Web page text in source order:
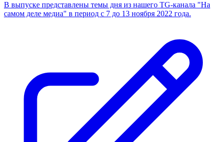
В выпуске представлены темы дня из нашего TG-канала "На
самом деле медиа" в период с 7 до 13 ноября 2022 года.